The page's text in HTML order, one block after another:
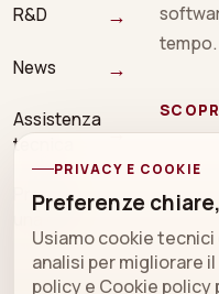
R&D →
News →
Assistenza
tecnica
→
Prenota
→
tempo.
PRIVACY E COOKIE
Preferenze
Usiamo cookie
analisi per migliorare
policye Cookie policy